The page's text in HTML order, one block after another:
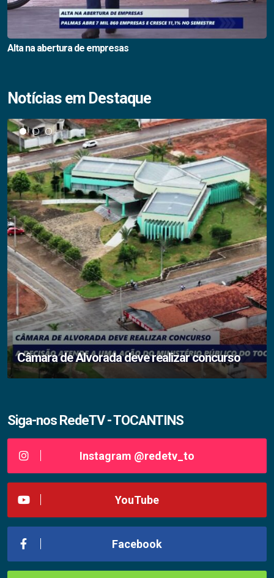
Alta na abertura de empresas
Notícias em Destaque
Câmara de Alvorada deve realizar concurso
Siga-nos RedeTV - TOCANTINS
Instagram @redetv_to
YouTube
Facebook